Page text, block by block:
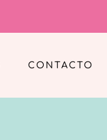
CONTACTO